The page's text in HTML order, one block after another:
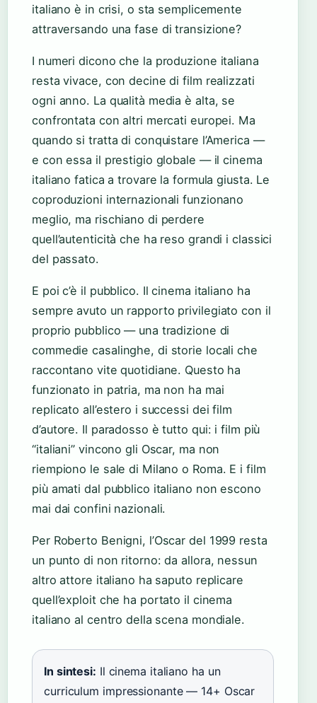
italiano è in crisi, o sta semplicemente
attraversando una fase di transizione?
I numeri dicono che la produzione italiana
resta vivace, con decine di film realizzati
ogni anno. La qualità media è alta, se
confrontata con altri mercati europei. Ma
quando si tratta di conquistare l’America —
e con essa il prestigio globale — il cinema
italiano fatica a trovare la formula giusta. Le
coproduzioni internazionali funzionano
meglio, ma rischiano di perdere
quell’autenticità che ha reso grandi i classici
del passato.
E poi c’è il pubblico. Il cinema italiano ha
sempre avuto un rapporto privilegiato con il
proprio pubblico — una tradizione di
commedie casalinghe, di storie locali che
raccontano vite quotidiane. Questo ha
funzionato in patria, ma non ha mai
replicato all’estero i successi dei film
d’autore. Il paradosso è tutto qui: i film più
“italiani” vincono gli Oscar, ma non
riempiono le sale di Milano o Roma. E i film
più amati dal pubblico italiano non escono
mai dai confini nazionali.
Per Roberto Benigni, l’Oscar del 1999 resta
un punto di non ritorno: da allora, nessun
altro attore italiano ha saputo replicare
quell’exploit che ha portato il cinema
italiano al centro della scena mondiale.
In sintesi: Il cinema italiano ha un
curriculum impressionante — 14+ Oscar